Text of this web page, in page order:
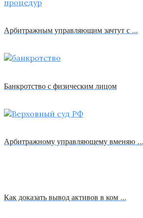
Арбитражным управляющим зачтут с …
Банкротство с физическим лицом
Арбитражному управляющему вменяю …
Как доказать вывод активов в ком …